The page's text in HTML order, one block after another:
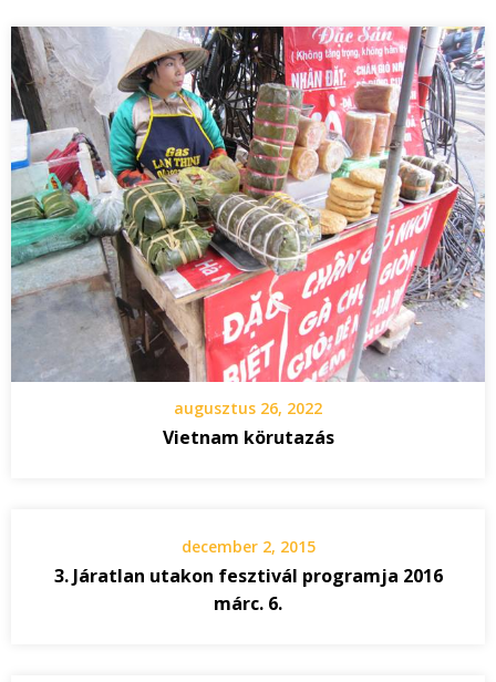
augusztus 26, 2022
Vietnam körutazás
december 2, 2015
3. Járatlan utakon fesztivál programja 2016
márc. 6.